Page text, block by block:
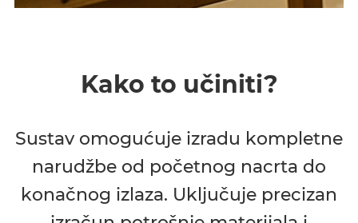
Kako to učiniti?
Sustav omogućuje izradu kompletne
narudžbe od početnog nacrta do
konačnog izlaza. Uključuje precizan